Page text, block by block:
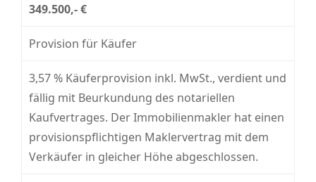
349.500,- €
Provision für Käufer
3,57 % Käuferprovision inkl. MwSt., verdient und
fällig mit Beurkundung des notariellen
Kaufvertrages. Der Immobilienmakler hat einen
provisionspflichtigen Maklervertrag mit dem
Verkäufer in gleicher Höhe abgeschlossen.